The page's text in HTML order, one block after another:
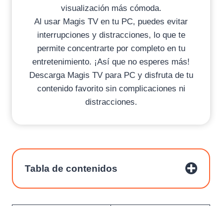
visualización más cómoda.
Al usar Magis TV en tu PC, puedes evitar
interrupciones y distracciones, lo que te
permite concentrarte por completo en tu
entretenimiento. ¡Así que no esperes más!
Descarga Magis TV para PC y disfruta de tu
contenido favorito sin complicaciones ni
distracciones.
Tabla de contenidos